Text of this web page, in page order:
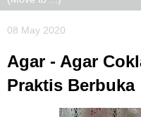
08 May 2020
Agar - Agar
Praktis Berbuka